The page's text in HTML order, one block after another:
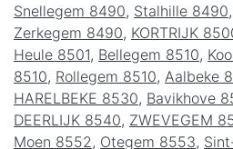
Snellegem 8490, Stalhille 8490,
Zerkegem 8490, KORTRIJK
Heule 8501, Bellegem 8510,
8510, Rollegem 8510, Aalbeke
HARELBEKE 8530, Bavikhove
DEERLIJK 8540, ZWEVEGEM
Moen 8552 , Otegem 8553,